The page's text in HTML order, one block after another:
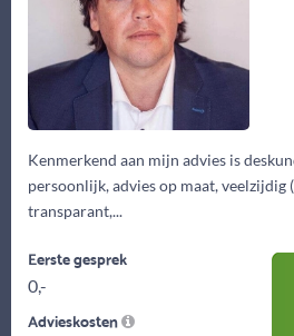
Kenmerkend aan mijn advies is
persoonlijk, advies op maat, veelzijdig
transparant,...
Eerste gesprek
0,-
Advieskosten